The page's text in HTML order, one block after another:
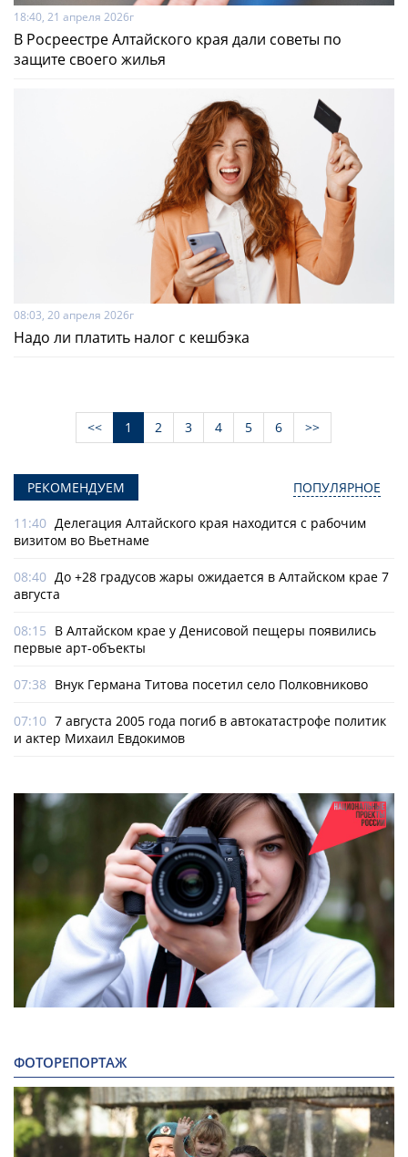
18:40, 21 апреля 2026г
В Росреестре Алтайского края дали советы по
защите своего жилья
08:03, 20 апреля 2026г
Надо ли платить налог с кешбэка
<< 1 2 3 4 5 6 >>
РЕКОМЕНДУЕМ ПОПУЛЯРНОЕ
11:40 Делегация Алтайского края находится с рабочим
визитом во Вьетнаме
08:40 До +28 градусов жары ожидается в Алтайском крае 7
августа
08:15 В Алтайском крае у Денисовой пещеры появились
первые арт-объекты
07:38 Внук Германа Титова посетил село Полковниково
07:10 7 августа 2005 года погиб в автокатастрофе политик
и актер Михаил Евдокимов
ФОТОРЕПОРТАЖ